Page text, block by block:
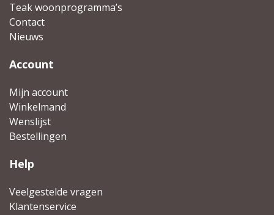
Teak woonprogramma’s
Contact
Nieuws
Account
Mijn account
Winkelmand
Wenslijst
Bestellingen
Help
Veelgestelde vragen
Klantenservice